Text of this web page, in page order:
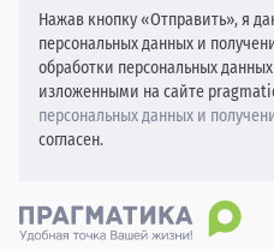
Нажав кнопку «Отправить», я
персональных данных и
обработки персональных
изложенными на сайте
персональных данных и
согласен.